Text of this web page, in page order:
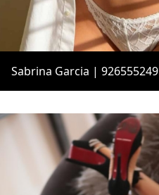
Sabrina Garcia | 926555249